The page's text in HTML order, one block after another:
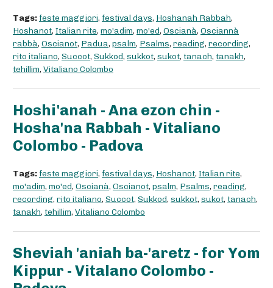
Tags: feste maggiori, festival days, Hoshanah Rabbah,
Hoshanot, Italian rite, mo'adim, mo'ed, Oscianà, Osciannà
rabbà, Oscianot, Padua, psalm, Psalms, reading, recording,
rito italiano, Succot, Sukkod, sukkot, sukot, tanach, tanakh,
tehillim, Vitaliano Colombo
Hoshi'anah - Ana ezon chin -
Hosha'na Rabbah - Vitaliano
Colombo - Padova
Tags: feste maggiori, festival days, Hoshanot, Italian rite,
mo'adim, mo'ed, Oscianà, Oscianot, psalm, Psalms, reading,
recording, rito italiano, Succot, Sukkod, sukkot, sukot, tanach,
tanakh, tehillim, Vitaliano Colombo
Sheviah 'aniah ba-'aretz - for Yom
Kippur - Vitalano Colombo -